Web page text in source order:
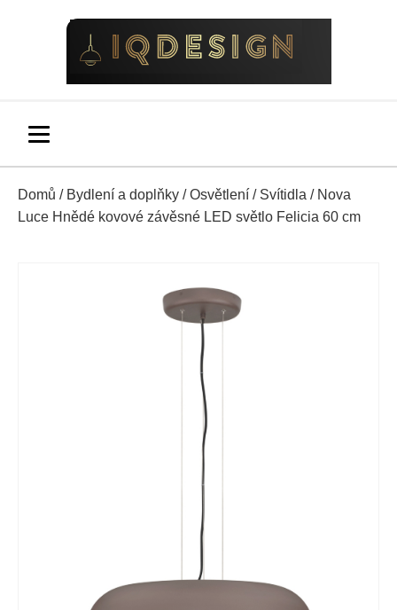
Domů / Bydlení a doplňky /Osvětlení / Svítidla / Nova
Luce Hnědé kovové závěsné LED světlo Felicia 60 cm